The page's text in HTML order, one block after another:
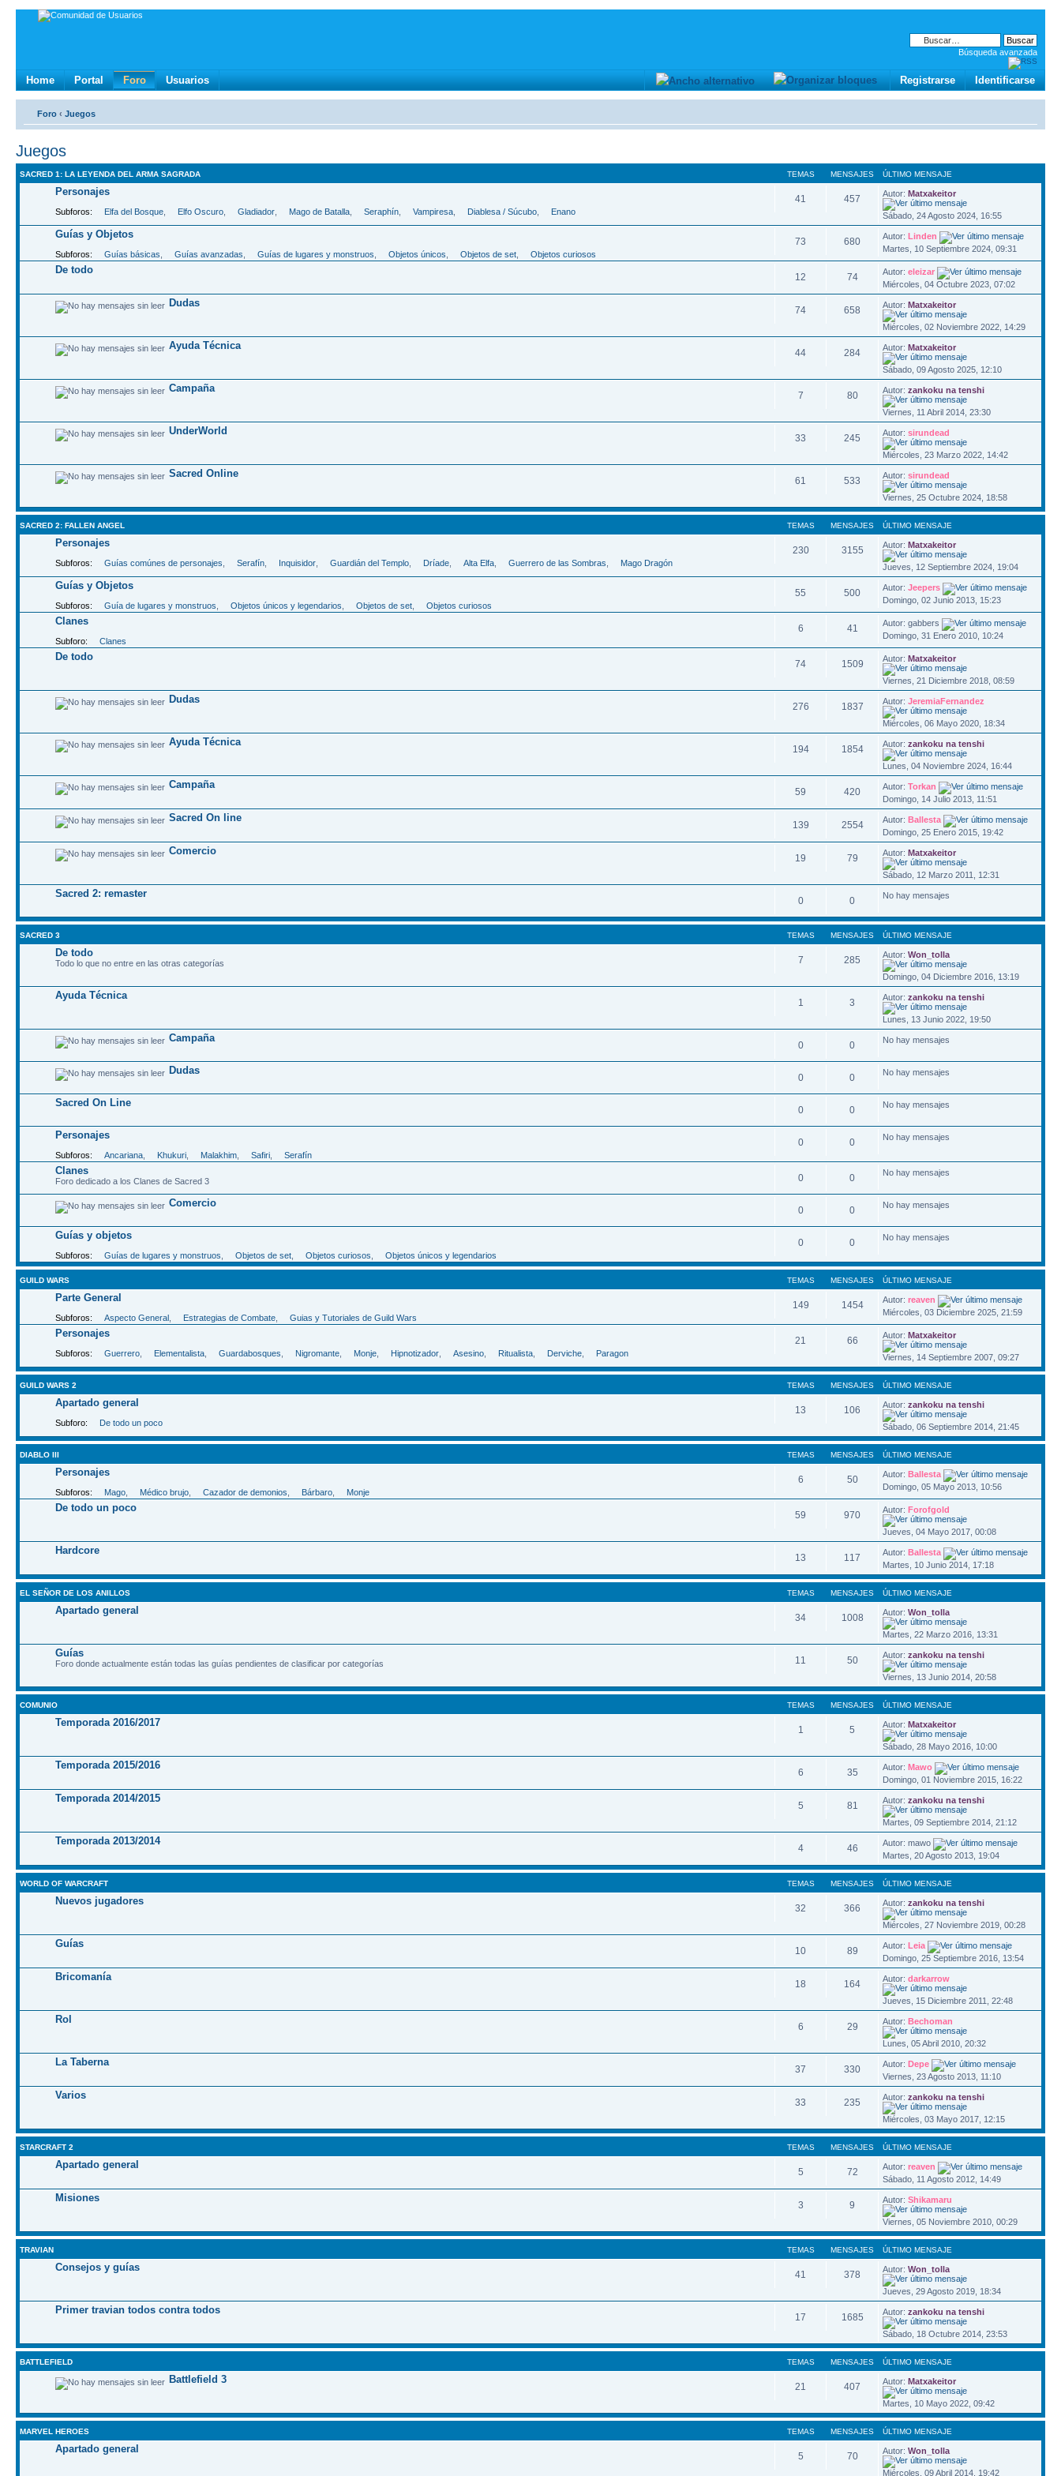
Búsqueda avanzada
Home Portal Foro Usuarios Identificarse
Registrarse
Foro ‹ Juegos
Juegos
SACRED 1: LA LEYENDA DEL ARMA SAGRADA TEMAS MENSAJES ÚLTIMO MENSAJE
Personajes
Subforos: Elfa del Bosque Elfo Oscuro Gladiador Mago de Batalla Seraphí­n Vampiresa Diablesa / Súcubo Enano
41 457 Autor:Matxakeitor
Sábado, 24 Agosto 2024, 16:55
Guí­as y Objetos
Subforos: Guí­as básicas Guí­as avanzadas Guí­as de lugares y monstruos Objetos únicos Objetos de set Objetos curiosos
73 680 Autor:Linden
Martes, 10 Septiembre 2024, 09:31
De todo
12 74 Autor:eleizar
Miércoles, 04 Octubre 2023, 07:02
Dudas
74 658 Autor:Matxakeitor
Miércoles, 02 Noviembre 2022, 14:29
Ayuda Técnica
44 284 Autor:Matxakeitor
Sábado, 09 Agosto 2025, 12:10
Campaña
7 80 Autor:zankoku na tenshi
Viernes, 11 Abril 2014, 23:30
UnderWorld
33 245 Autor:sirundead
Miércoles, 23 Marzo 2022, 14:42
Sacred Online
61 533 Autor:sirundead
Viernes, 25 Octubre 2024, 18:58
SACRED 2: FALLEN ANGEL TEMAS MENSAJES ÚLTIMO MENSAJE
Personajes
Subforos: Guías comúnes de personajes Serafín Inquisidor Guardián del Templo Dríade Alta Elfa Guerrero de las Sombras Mago Dragón
230 3155 Autor:Matxakeitor
Jueves, 12 Septiembre 2024, 19:04
Guías y Objetos
Subforos: Guía de lugares y monstruos Objetos únicos y legendarios Objetos de set Objetos curiosos
55 500 Autor:Jeepers
Domingo, 02 Junio 2013, 15:23
Clanes
Subforo: Clanes
6 41
Autor: gabbers
Domingo, 31 Enero 2010, 10:24
De todo
74 1509 Autor:Matxakeitor
Viernes, 21 Diciembre 2018, 08:59
Dudas
276 1837 Autor:JeremiaFernandez
Miércoles, 06 Mayo 2020, 18:34
Ayuda Técnica
194 1854 Autor:zankoku na tenshi
Lunes, 04 Noviembre 2024, 16:44
Campaña
59 420 Autor:Torkan
Domingo, 14 Julio 2013, 11:51
Sacred On line
139 2554 Autor:Ballesta
Domingo, 25 Enero 2015, 19:42
Comercio
19 79 Autor:Matxakeitor
Sábado, 12 Marzo 2011, 12:31
Sacred 2: remaster
0 0 No hay mensajes
SACRED 3 TEMAS MENSAJES ÚLTIMO MENSAJE
De todo
Todo lo que no entre en las otras categorías 7 285 Autor:Won_tolla
Domingo, 04 Diciembre 2016, 13:19
Ayuda Técnica
1 3 Autor:zankoku na tenshi
Lunes, 13 Junio 2022, 19:50
Campaña
0 0 No hay mensajes
Dudas
0 0 No hay mensajes
Sacred On Line
0 0 No hay mensajes
Personajes
Subforos: Ancariana Khukuri Malakhim Safiri Serafín
0 0 No hay mensajes
Clanes
Foro dedicado a los Clanes de Sacred 3 0 0 No hay mensajes
Comercio
0 0 No hay mensajes
Guías y objetos
Subforos: Guías de lugares y monstruos Objetos de set Objetos curiosos Objetos únicos y legendarios
0 0 No hay mensajes
GUILD WARS TEMAS MENSAJES ÚLTIMO MENSAJE
Parte General
Subforos: Aspecto General Estrategias de Combate Guias y Tutoriales de Guild Wars
149 1454 Autor:reaven
Miércoles, 03 Diciembre 2025, 21:59
Personajes
Subforos: Guerrero Elementalista Guardabosques Nigromante Monje Hipnotizador Asesino Ritualista Derviche Paragon
21 66 Autor:Matxakeitor
Viernes, 14 Septiembre 2007, 09:27
GUILD WARS 2 TEMAS MENSAJES ÚLTIMO MENSAJE
Apartado general
Subforo: De todo un poco
13 106 Autor:zankoku na tenshi
Sábado, 06 Septiembre 2014, 21:45
DIABLO III TEMAS MENSAJES ÚLTIMO MENSAJE
Personajes
Subforos: Mago Médico brujo Cazador de demonios Bárbaro Monje
6 50 Autor:Ballesta
Domingo, 05 Mayo 2013, 10:56
De todo un poco
59 970 Autor:Forofgold
Jueves, 04 Mayo 2017, 00:08
Hardcore
13 117 Autor:Ballesta
Martes, 10 Junio 2014, 17:18
EL SEÑOR DE LOS ANILLOS TEMAS MENSAJES ÚLTIMO MENSAJE
Apartado general
34 1008 Autor:Won_tolla
Martes, 22 Marzo 2016, 13:31
Guías
Foro donde actualmente están todas las guías pendientes de clasificar por categorías 11 50 Autor:zankoku na tenshi
Viernes, 13 Junio 2014, 20:58
COMUNIO TEMAS MENSAJES ÚLTIMO MENSAJE
Temporada 2016/2017
1 5 Autor:Matxakeitor
Sábado, 28 Mayo 2016, 10:00
Temporada 2015/2016
6 35 Autor:Mawo
Domingo, 01 Noviembre 2015, 16:22
Temporada 2014/2015
5 81 Autor:zankoku na tenshi
Martes, 09 Septiembre 2014, 21:12
Temporada 2013/2014
4 46
Autor: mawo
Martes, 20 Agosto 2013, 19:04
WORLD OF WARCRAFT TEMAS MENSAJES ÚLTIMO MENSAJE
Nuevos jugadores
32 366 Autor:zankoku na tenshi
Miércoles, 27 Noviembre 2019, 00:28
Guías
10 89 Autor:Leia
Domingo, 25 Septiembre 2016, 13:54
Bricomanía
18 164 Autor:darkarrow
Jueves, 15 Diciembre 2011, 22:48
Rol
6 29 Autor:Bechoman
Lunes, 05 Abril 2010, 20:32
La Taberna
37 330 Autor:Depe
Viernes, 23 Agosto 2013, 11:10
Varios
33 235 Autor:zankoku na tenshi
Miércoles, 03 Mayo 2017, 12:15
STARCRAFT 2 TEMAS MENSAJES ÚLTIMO MENSAJE
Apartado general
5 72 Autor:reaven
Sábado, 11 Agosto 2012, 14:49
Misiones
3 9 Autor:Shikamaru
Viernes, 05 Noviembre 2010, 00:29
TRAVIAN TEMAS MENSAJES ÚLTIMO MENSAJE
Consejos y guías
41 378 Autor:Won_tolla
Jueves, 29 Agosto 2019, 18:34
Primer travian todos contra todos
17 1685 Autor:zankoku na tenshi
Sábado, 18 Octubre 2014, 23:53
BATTLEFIELD TEMAS MENSAJES ÚLTIMO MENSAJE
Battlefield 3
21 407 Autor:Matxakeitor
Martes, 10 Mayo 2022, 09:42
MARVEL HEROES TEMAS MENSAJES ÚLTIMO MENSAJE
Apartado general
5 70 Autor:Won_tolla
Miércoles, 09 Abril 2014, 19:42